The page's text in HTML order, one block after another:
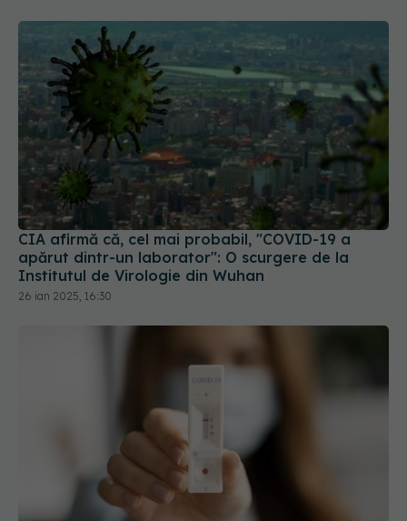
CIA afirmă că, cel mai probabil, "COVID-19 a
apărut dintr-un laborator": O scurgere de la
Institutul de Virologie din Wuhan
26 ian 2025, 16:30